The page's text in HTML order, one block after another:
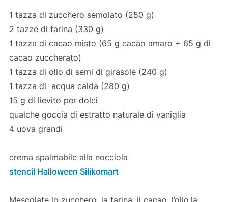
1 tazza di zucchero semolato (250 g)
2 tazze di farina (330 g)
1 tazza di cacao misto (65 g cacao amaro + 65 g di
cacao zuccherato)
1 tazza di olio di semi di girasole (240 g)
1 tazza di acqua calda (280 g)
15 g di lievito per dolci
qualche goccia di estratto naturale di vaniglia
4 uova grandi
crema spalmabile alla nocciola
stencil Halloween Silikomart
Mescolate lo zucchero, la farina, il cacao, l’olio,la